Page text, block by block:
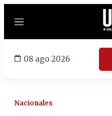
Menú
08 ago 2026
Nacionales